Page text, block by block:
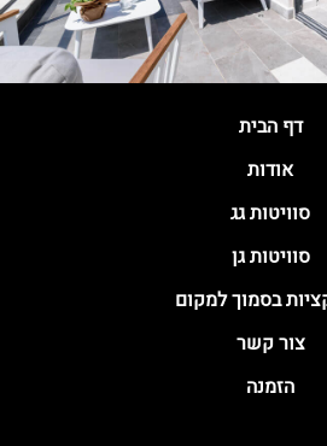
דף הבית
אודות
סוויטות גג
סוויטות גן
בסמוך למקום
צור קשר
הזמנה